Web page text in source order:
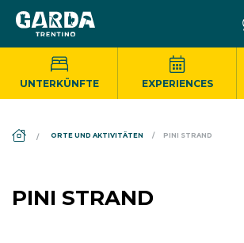
UNTERKÜNFTE EXPERIENCES
ORTE UND AKTIVITÄTEN PINI STRAND
PINI STRAND